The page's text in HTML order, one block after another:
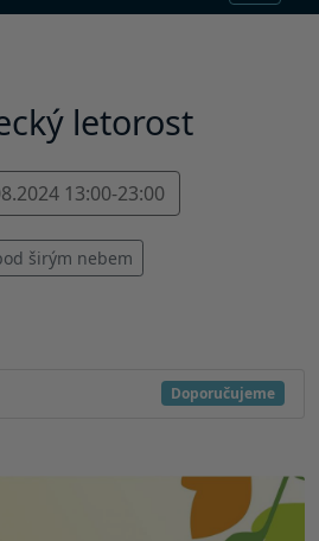
letorost
13:00-23:00
širým nebem
Doporučujeme